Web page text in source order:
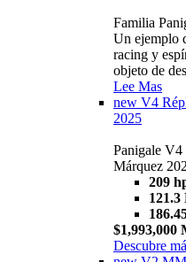
Familia
Un ejemplo
racing y
objeto de
Lee Mas
new V4
2025
Panigale
Márquez
209
121.3
$1,993,000
Descubre